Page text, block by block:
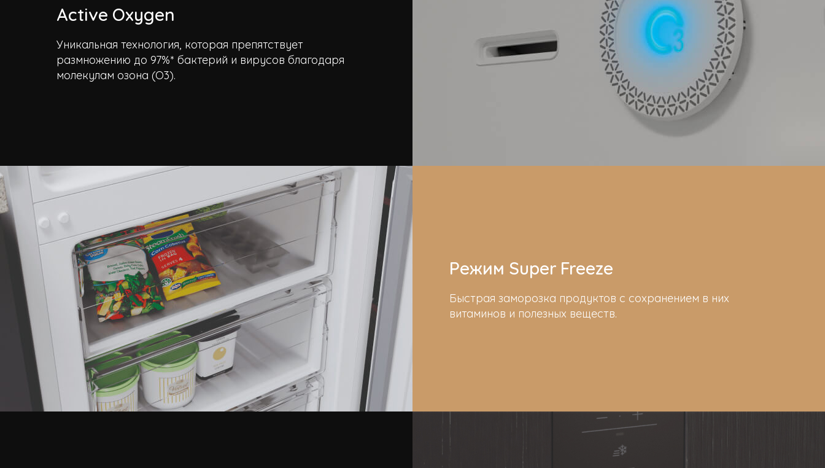
Active Oxygen
Уникальная технология, которая препятствует
размножению до 97%* бактерий и вирусов благодаря
молекулам озона (O3).
Режим Super Freeze
Быстрая заморозка продуктов с сохранением в них
витаминов и полезных веществ.